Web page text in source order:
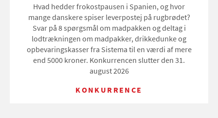
Hvad hedder frokostpausen i Spanien, og hvor
mange danskere spiser leverpostej på rugbrødet?
Svar på 8 spørgsmål om madpakken og deltag i
lodtrækningen om madpakker, drikkedunke og
opbevaringskasser fra Sistema til en værdi af mere
end 5000 kroner. Konkurrencen slutter den 31.
august 2026
KONKURRENCE